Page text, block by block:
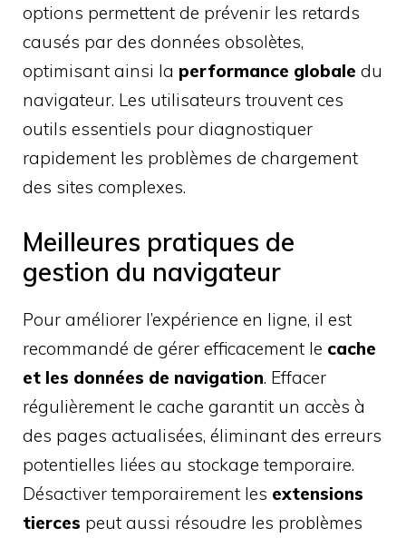
options permettent de prévenir les retards
causés par des données obsolètes,
optimisant ainsi la performance globale du
navigateur. Les utilisateurs trouvent ces
outils essentiels pour diagnostiquer
rapidement les problèmes de chargement
des sites complexes.
Meilleures pratiques de
gestion du navigateur
Pour améliorer l’expérience en ligne, il est
recommandé de gérer efficacement le cache
et les données de navigation. Effacer
régulièrement le cache garantit un accès à
des pages actualisées, éliminant des erreurs
potentielles liées au stockage temporaire.
Désactiver temporairement les extensions
tierces peut aussi résoudre les problèmes